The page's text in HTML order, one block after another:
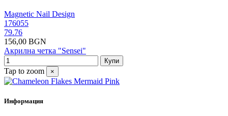
Magnetic Nail Design
176055
79.76
156,00 BGN
Акрилна четка "Sensei"
Купи
Tap to zoom ×
Информация